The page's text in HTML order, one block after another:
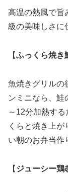
高温の熱風で旨
級の美味しさに
【ふっくら焼き
魚焼きグリルの
ンミニなら、
～12分加熱す
くらと焼き上
い朝のお弁当作
【 ジューシー鶏